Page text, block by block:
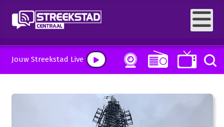
Jouw Streekstad Live